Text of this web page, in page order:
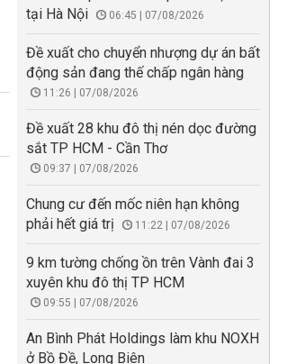
tại Hà Nội
06:45 | 07/08/2026
Đề xuất cho chuyển nhượng dự án bất
động sản đang thế chấp ngân hàng
11:26 | 07/08/2026
Đề xuất 28 khu đô thị nén dọc đường
sắt TP HCM - Cần Thơ
09:37 | 07/08/2026
Chung cư đến mốc niên hạn không
phải hết giá trị
11:22 | 07/08/2026
9 km tường chống ồn trên Vành đai 3
xuyên khu đô thị TP HCM
09:55 | 07/08/2026
An Bình Phát Holdings làm khu NOXH
ở Bồ Đề, Long Biên